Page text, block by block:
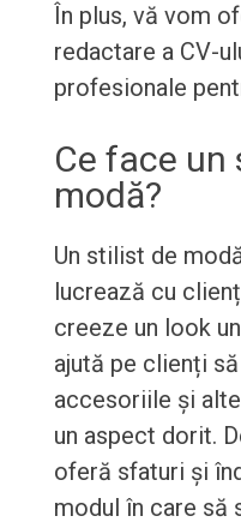
În plus, vă vom
redactare a CV-
profesionale
Ce face un
modă?
Un stilist de
lucrează cu
creeze un look
ajută pe clienți
accesoriile și
un aspect dorit.
oferă sfaturi și
modul în care să